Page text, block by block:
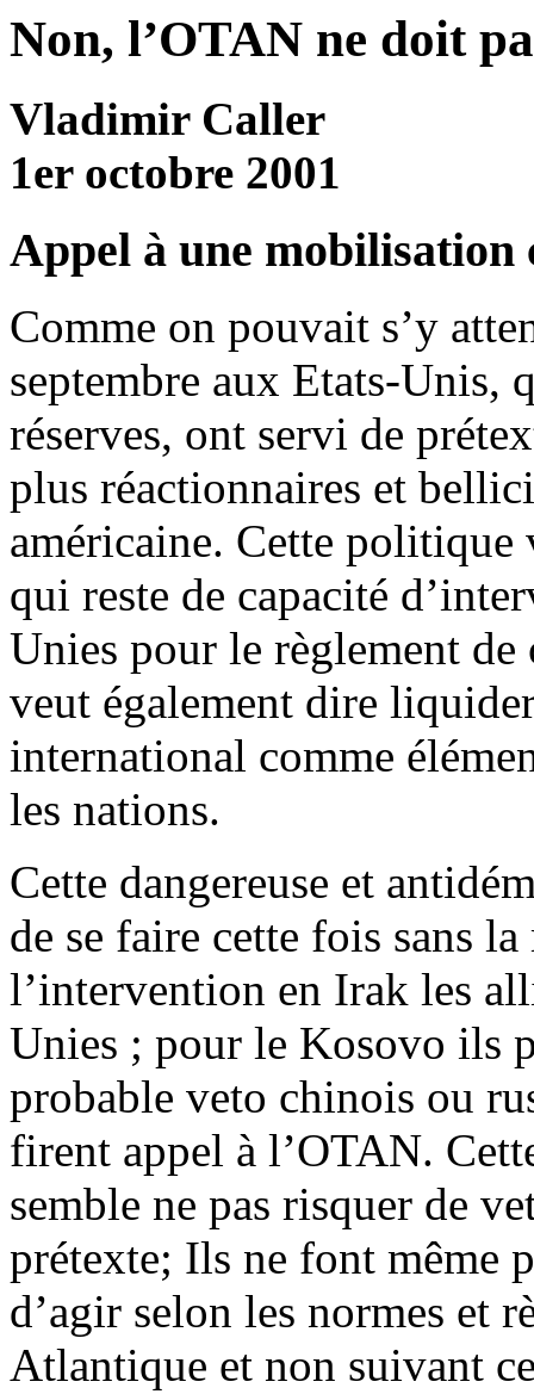
Non, l’OTAN ne doit
Vladimir Caller
1er octobre 2001
Appel à une mobilisation
Comme on pouvait s’y
septembre aux Etats-Unis,
réserves, ont servi de
plus réactionnaires et
américaine. Cette
qui reste de capacité
Unies pour le règlement
veut également dire
international comme
les nations.
Cette dangereuse et
de se faire cette fois sans
l’intervention en Irak les
Unies ; pour le Kosovo ils
probable veto chinois ou
firent appel à l’OTAN.
semble ne pas risquer de
prétexte; Ils ne font même
d’agir selon les normes et
Atlantique et non suivant